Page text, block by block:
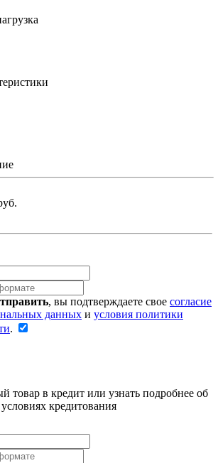
, вы подтверждаете свое согласие
данных и условия политики
.
товар в кредит или узнать подробнее об
условиях кредитования